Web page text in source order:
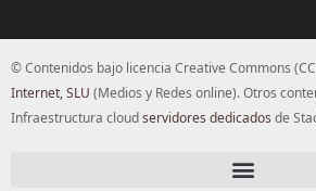
© Contenidos bajo licencia Creative Commons
Internet, SLU (Medios y Redes online). Otros
Infraestructura cloudservidores dedicados de